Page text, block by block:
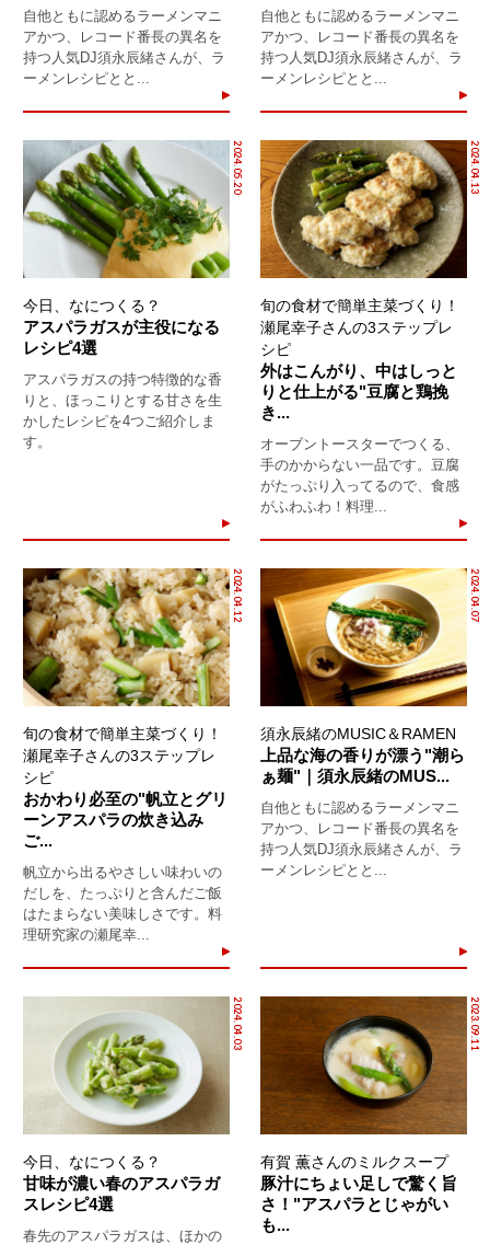
自他ともに認めるラーメンマニ
アかつ、レコード番長の異名を
持つ人気DJ須永辰緒さんが、ラ
ーメンレシピとと...
自他ともに認めるラーメンマニ
アかつ、レコード番長の異名を
持つ人気DJ須永辰緒さんが、ラ
ーメンレシピとと...
2024.05.20
今日、なにつくる？
アスパラガスが主役になる
レシピ4選
アスパラガスの持つ特徴的な香
りと、ほっこりとする甘さを生
かしたレシピを4つご紹介しま
す。
2024.04.13
旬の食材で簡単主菜づくり！
瀬尾幸子さんの3ステップレ
シピ
外はこんがり、中はしっと
りと仕上がる"豆腐と鶏挽
き...
オーブントースターでつくる、
手のかからない一品です。豆腐
がたっぷり入ってるので、食感
がふわふわ！料理...
2024.04.12
旬の食材で簡単主菜づくり！
瀬尾幸子さんの3ステップレ
シピ
おかわり必至の"帆立とグリ
ーンアスパラの炊き込み
ご...
帆立から出るやさしい味わいの
だしを、たっぷりと含んだご飯
はたまらない美味しさです。料
理研究家の瀬尾幸...
2024.04.07
須永辰緒のMUSIC＆RAMEN
上品な海の香りが漂う"潮ら
ぁ麺"｜須永辰緒のMUS...
自他ともに認めるラーメンマニ
アかつ、レコード番長の異名を
持つ人気DJ須永辰緒さんが、ラ
ーメンレシピとと...
2024.04.03
今日、なにつくる？
甘味が濃い春のアスパラガ
スレシピ4選
春先のアスパラガスは、ほかの
2023.09.11
有賀 薫さんのミルクスープ
豚汁にちょい足しで驚く旨
さ！"アスパラとじゃがい
も...